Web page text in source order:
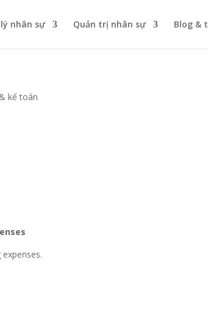
nhân sự Quản trị nhân sự Blog &
kế toán